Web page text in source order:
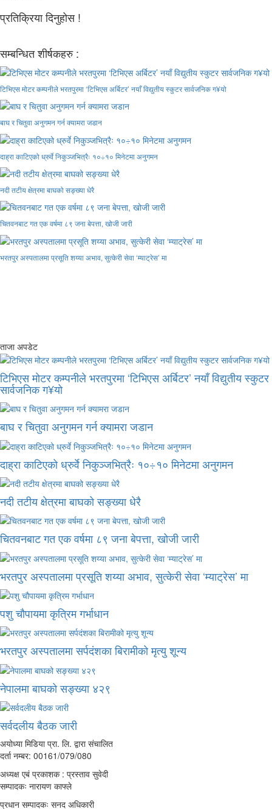
प्रतिक्रिया दिनुहोस !
सम्बन्धित शीर्षकहरु :
टिभिएस मोटर कम्पनीले भरतपुरमा ‘टिभिएस अर्बिटर’ नयाँ विद्युतीय स्कुटर सार्वजनिक ग¥यो
बाघ र चितुवा अनुगमन गर्न क्यामरा जडान
दाह्रा काटिएको ध्रुर्वे निकुञ्जभित्रैः १०÷१० मिनेटमा अनुगमन
नदी तटीय क्षेत्रमा बाघको सङ्ख्या धेरै
चितवनबाट गत एक वर्षमा ८९ जना बेपत्ता, खोजी जारी
भरतपुर अस्पतालमा प्रसूति शय्या अभाव, सुत्केरी सेवा ‘म्याट्रेस’ मा
ताजा अपडेट
टिभिएस मोटर कम्पनीले भरतपुरमा ‘टिभिएस अर्बिटर’ नयाँ विद्युतीय स्कुटर
सार्वजनिक ग¥यो
बाघ र चितुवा अनुगमन गर्न क्यामरा जडान
दाह्रा काटिएको ध्रुर्वे निकुञ्जभित्रैः १०÷१० मिनेटमा अनुगमन
नदी तटीय क्षेत्रमा बाघको सङ्ख्या धेरै
चितवनबाट गत एक वर्षमा ८९ जना बेपत्ता, खोजी जारी
भरतपुर अस्पतालमा प्रसूति शय्या अभाव, सुत्केरी सेवा ‘म्याट्रेस’ मा
पशु चौपायमा कृत्रिम गर्भाधान
भरतपुर अस्पतालमा सर्पदंशका बिरामीको मृत्यु शून्य
नेपालमा बाघको सङ्ख्या ४२९
सर्वदलीय बैठक जारी
अयोध्या मिडिया प्रा. लि. द्वारा संचालित
दर्ता नम्बर: 00161/079/080
अध्यक्ष एबं प्रकाशक : प्रस्ताव सुवेदी
सम्पादकः नारायण काफ्ले
प्रधान सम्पादकः सनद अधिकारी